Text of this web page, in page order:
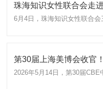
珠海知识女性联合会走
6月4日，珠海知识女性联合
第30届上海美博会收官
2026年5月14日，第30届CBE